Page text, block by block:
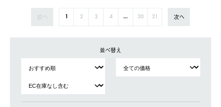
前へ 1 2 3 4 ... 20 21 次へ
並べ替え